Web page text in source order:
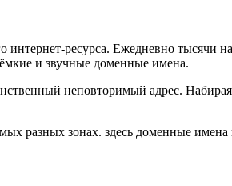
ресурса. Ежедневно тысячи
и звучные доменные имена.
неповторимый адрес.
разных зонах. здесь доменные